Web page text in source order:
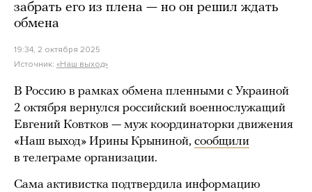
забрать его из плена — но он решил ждать
обмена
19:34, 2 октября 2025
Источник: «Наш выход»
В Россию в рамках обмена пленными с Украиной
2 октября вернулся российский военнослужащий
Евгений Ковтков — муж координаторки движения
«Наш выход» Ирины Крыниной, сообщили
в телеграме организации.
Сама активистка подтвердила информацию